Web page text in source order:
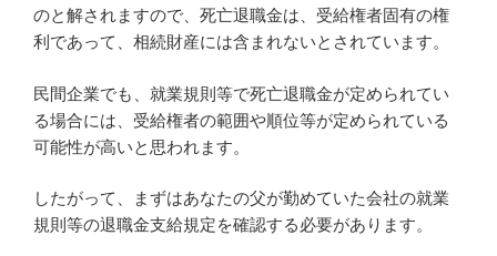
のと解されますので、死亡退職金は、受給権者固有の権
利であって、相続財産には含まれないとされています。
民間企業でも、就業規則等で死亡退職金が定められてい
る場合には、受給権者の範囲や順位等が定められている
可能性が高いと思われます。
したがって、まずはあなたの父が勤めていた会社の就業
規則等の退職金支給規定を確認する必要があります。